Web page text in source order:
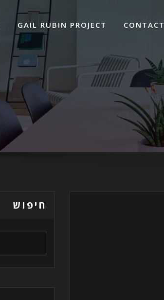
CONTACT
GAIL RUBIN PROJECT
חיפוש